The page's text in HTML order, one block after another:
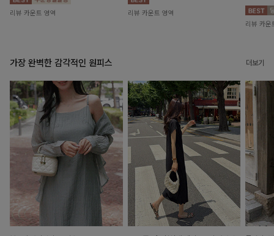
리뷰 카운트 영역 리뷰 카운트 영역
리뷰 카운
가장 완벽한 감각적인 원피스 더보기